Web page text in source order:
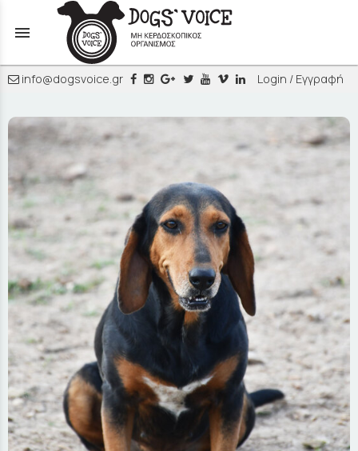
menu
info@dogsvoice.gr Login / Εγγραφή